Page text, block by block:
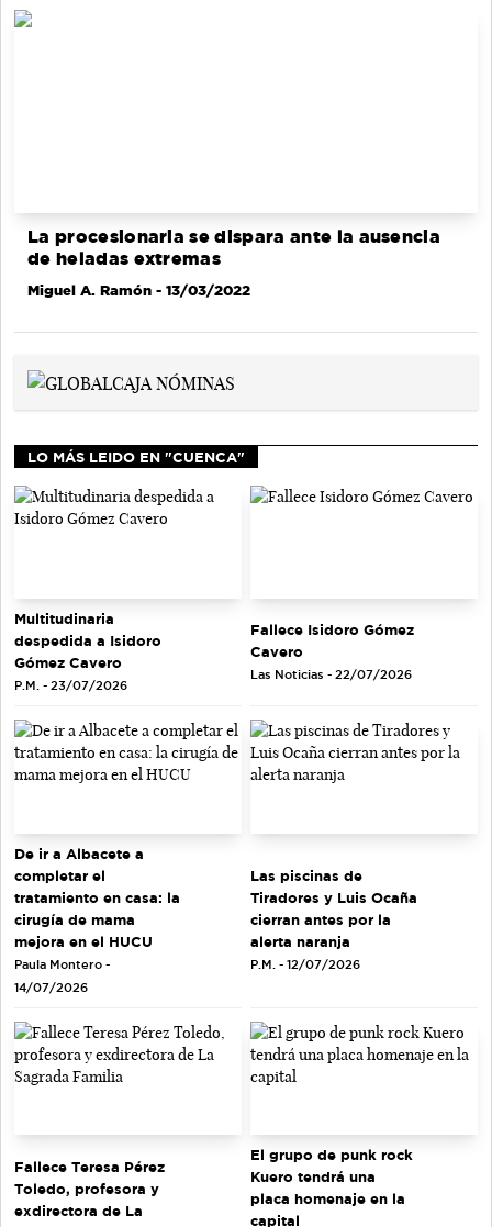
La procesionaria se dispara ante la ausencia
de heladas extremas
Miguel A. Ramón - 13/03/2022
LO MÁS LEIDO EN "CUENCA"
Multitudinaria
despedida a Isidoro
Gómez Cavero
P.M. - 23/07/2026
Fallece Isidoro Gómez
Cavero
Las Noticias - 22/07/2026
De ir a Albacete a
completar el
tratamiento en casa: la
cirugía de mama
mejora en el HUCU
Paula Montero -
14/07/2026
Las piscinas de
Tiradores y Luis Ocaña
cierran antes por la
alerta naranja
P.M. - 12/07/2026
Fallece Teresa Pérez
Toledo, profesora y
exdirectora de La
El grupo de punk rock
Kuero tendrá una
placa homenaje en la
capital